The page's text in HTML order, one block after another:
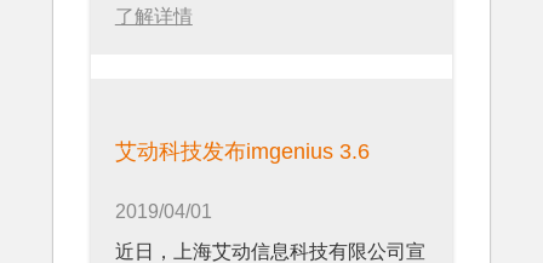
了解详情
艾动科技发布imgenius 3.6
2019/04/01
近日，上海艾动信息科技有限公司宣